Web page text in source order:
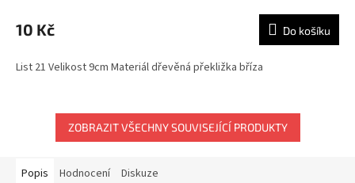
10 Kč Do košíku
List 21 Velikost 9cm Materiál dřevěná překližka bříza
ZOBRAZIT VŠECHNY SOUVISEJÍCÍ PRODUKTY
Popis Hodnocení Diskuze